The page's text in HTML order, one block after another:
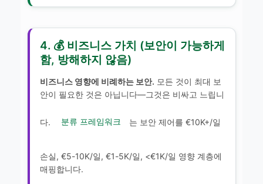
4. 💰 비즈니스 가치 (보안이 가능하게
함, 방해하지 않음)
비즈니스 영향에 비례하는 보안. 모든 것이 최대 보
안이 필요한 것은 아닙니다—그것은 비싸고 느립니
다. 분류 프레임워크 는 보안 제어를 €10K+/일
손실, €5-10K/일, €1-5K/일, <€1K/일 영향 계층에
매핑합니다.